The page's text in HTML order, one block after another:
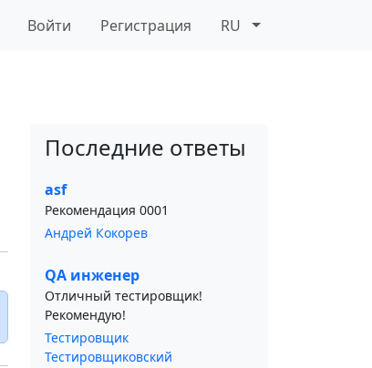
Войти Регистрация RU
Последние ответы
asf
Рекомендация 0001
Андрей Кокорев
QA инженер
Отличный тестировщик!
Рекомендую!
Тестировщик
Тестировщиковский